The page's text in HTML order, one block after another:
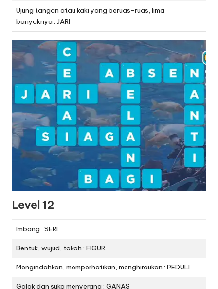
Ujung tangan atau kaki yang beruas-ruas, lima
banyaknya : JARI
Level 12
Imbang : SERI
Bentuk, wujud, tokoh : FIGUR
Mengindahkan, memperhatikan, menghiraukan : PEDULI
Galak dan suka menyerang : GANAS